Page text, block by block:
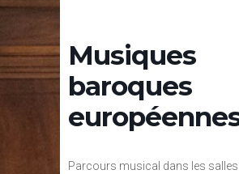
Musiques
baroques
Parcours musical dans les salles